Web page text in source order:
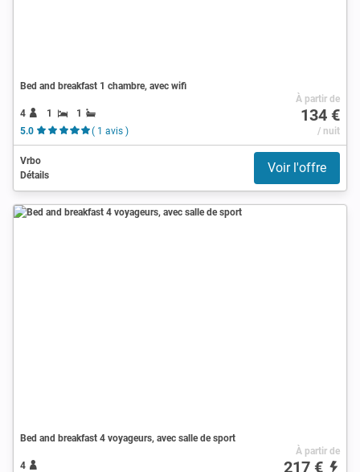
Bed and breakfast 1 chambre, avec wifi
4 1
1
5.0
( 1 avis )
À partir de
134 €
/ nuit
Vrbo
Détails
Voir l'offre
Bed and breakfast 4 voyageurs, avec salle de sport
4
À partir de
217 €